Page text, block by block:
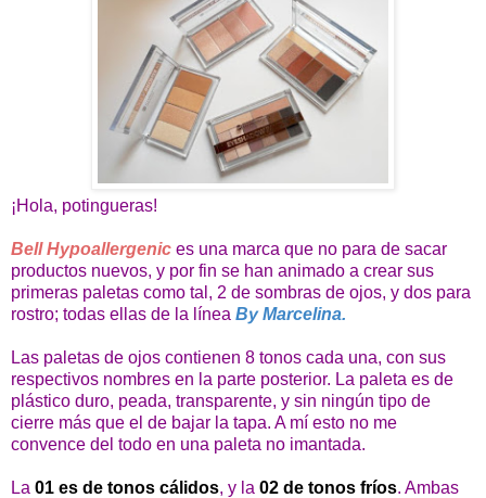
¡Hola, potingueras!
Bell Hypoallergenic es una marca que no para de sacar
productos nuevos, y por fin se han animado a crear sus
primeras paletas como tal, 2 de sombras de ojos, y dos para
rostro; todas ellas de la línea By Marcelina.
Las paletas de ojos contienen 8 tonos cada una, con sus
respectivos nombres en la parte posterior. La paleta es de
plástico duro, peada, transparente, y sin ningún tipo de
cierre más que el de bajar la tapa. A mí esto no me
convence del todo en una paleta no imantada.
La 01 es de tonos cálidos, y la 02 de tonos fríos. Ambas